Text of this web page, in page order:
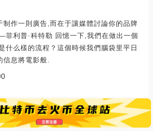
制作一則廣告,而在于讓媒體討論你的品牌
利普·科特勒 回憶一下,我們在做出一個
什么樣的流程？這個時候我們腦袋里平日
信息將電影般.